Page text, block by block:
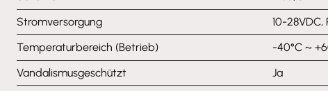
Stromversorgung
10-28VDC,
Temperaturbereich (Betrieb)
-40°C ~
Vandalismusgeschützt
Ja